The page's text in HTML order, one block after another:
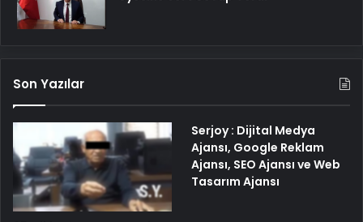
Son Yazılar
Serjoy : Dijital Medya
Ajansı, Google Reklam
Ajansı, SEO Ajansı ve Web
Tasarım Ajansı